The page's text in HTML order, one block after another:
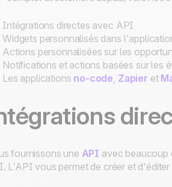
Intégrations directes avec API
Widgets personnalisés dans
Actions personnalisées sur les
Notifications et actions basées sur les
Les applications no-code, Zapier et
fournissons une API avec beaucoup
L'API vous permet de créer et